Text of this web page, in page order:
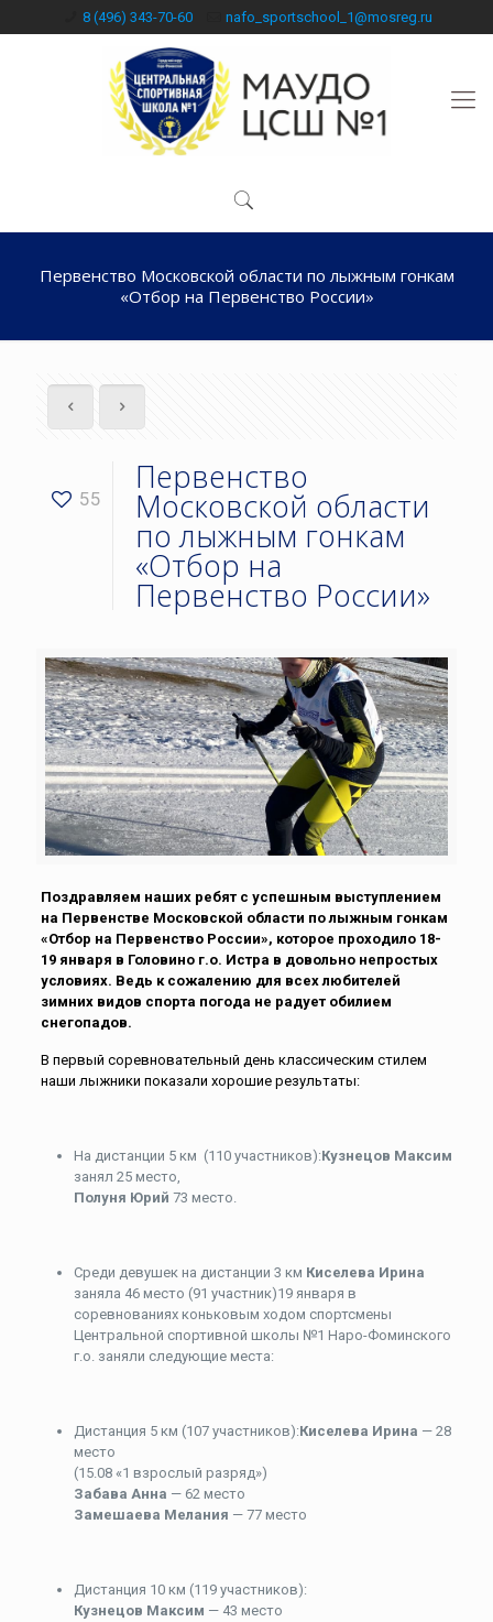
8 (496) 343-70-60 nafo_sportschool_1@mosreg.ru
Первенство Московской области по лыжным гонкам
«Отбор на Первенство России»
55
Первенство
Московской области
по лыжным гонкам
«Отбор на
Первенство России»
Поздравляем наших ребят с успешным выступлением
на Первенстве Московской области по лыжным гонкам
«Отбор на Первенство России», которое проходило 18-
19 января в Головино г.о. Истра в довольно непростых
условиях. Ведь к сожалению для всех любителей
зимних видов спорта погода не радует обилием
снегопадов.
В первый соревновательный день классическим стилем
наши лыжники показали хорошие результаты:
На дистанции 5 км (110 участников):Кузнецов Максим
занял 25 место,
Полуня Юрий 73 место.
Среди девушек на дистанции 3 км Киселева Ирина
заняла 46 место (91 участник)19 января в
соревнованиях коньковым ходом спортсмены
Центральной спортивной школы №1 Наро-Фоминского
г.о. заняли следующие места:
Дистанция 5 км (107 участников):Киселева Ирина — 28
место
(15.08 «1 взрослый разряд»)
Забава Анна — 62 место
Замешаева Мелания — 77 место
Дистанция 10 км (119 участников):
Кузнецов Максим — 43 место